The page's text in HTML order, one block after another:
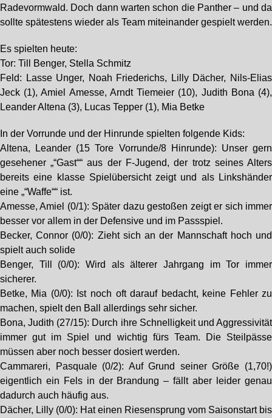
Radevormwald. Doch dann warten schon die Panther – und da
sollte spätestens wieder als Team miteinander gespielt werden.
Es spielten heute:
Tor: Till Benger, Stella Schmitz
Feld: Lasse Unger, Noah Friederichs, Lilly Dächer, Nils-Elias
Jeck (1), Amiel Amesse, Arndt Tiemeier (10), Judith Bona (4),
Leander Altena (3), Lucas Tepper (1), Mia Betke
In der Vorrunde und der Hinrunde spielten folgende Kids:
Altena, Leander (15 Tore Vorrunde/8 Hinrunde): Unser gern
gesehener „“Gast““ aus der F-Jugend, der trotz seines Alters
bereits eine klasse Spielübersicht zeigt und als Linkshänder
eine „“Waffe““ ist.
Amesse, Amiel (0/1): Später dazu gestoßen zeigt er sich immer
besser vor allem in der Defensive und im Passspiel.
Becker, Connor (0/0): Zieht sich an der Mannschaft hoch und
spielt auch solide
Benger, Till (0/0): Wird als älterer Jahrgang im Tor immer
sicherer.
Betke, Mia (0/0): Ist noch oft darauf bedacht, keine Fehler zu
machen, spielt den Ball allerdings sehr sicher.
Bona, Judith (27/15): Durch ihre Schnelligkeit und Aggressivität
immer gut im Spiel und wichtig fürs Team. Die Steilpässe
müssen aber noch besser dosiert werden.
Cammareri, Pasquale (0/2): Auf Grund seiner Größe (1,70!)
eigentlich ein Fels in der Brandung – fällt aber leider genau
dadurch auch häufig aus.
Dächer, Lilly (0/0): Hat einen Riesensprung vom Saisonstart bis